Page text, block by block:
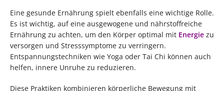
Eine gesunde Ernährung spielt ebenfalls eine wichtige Rolle.
Es ist wichtig, auf eine ausgewogene und nährstoffreiche
Ernährung zu achten, um den Körper optimal mit Energie zu
versorgen und Stresssymptome zu verringern.
Entspannungstechniken wie Yoga oder Tai Chi können auch
helfen, innere Unruhe zu reduzieren.
Diese Praktiken kombinieren körperliche Bewegung mit